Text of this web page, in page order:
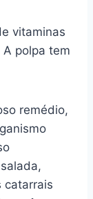
vitaminas
polpa tem
remédio,
catarrais